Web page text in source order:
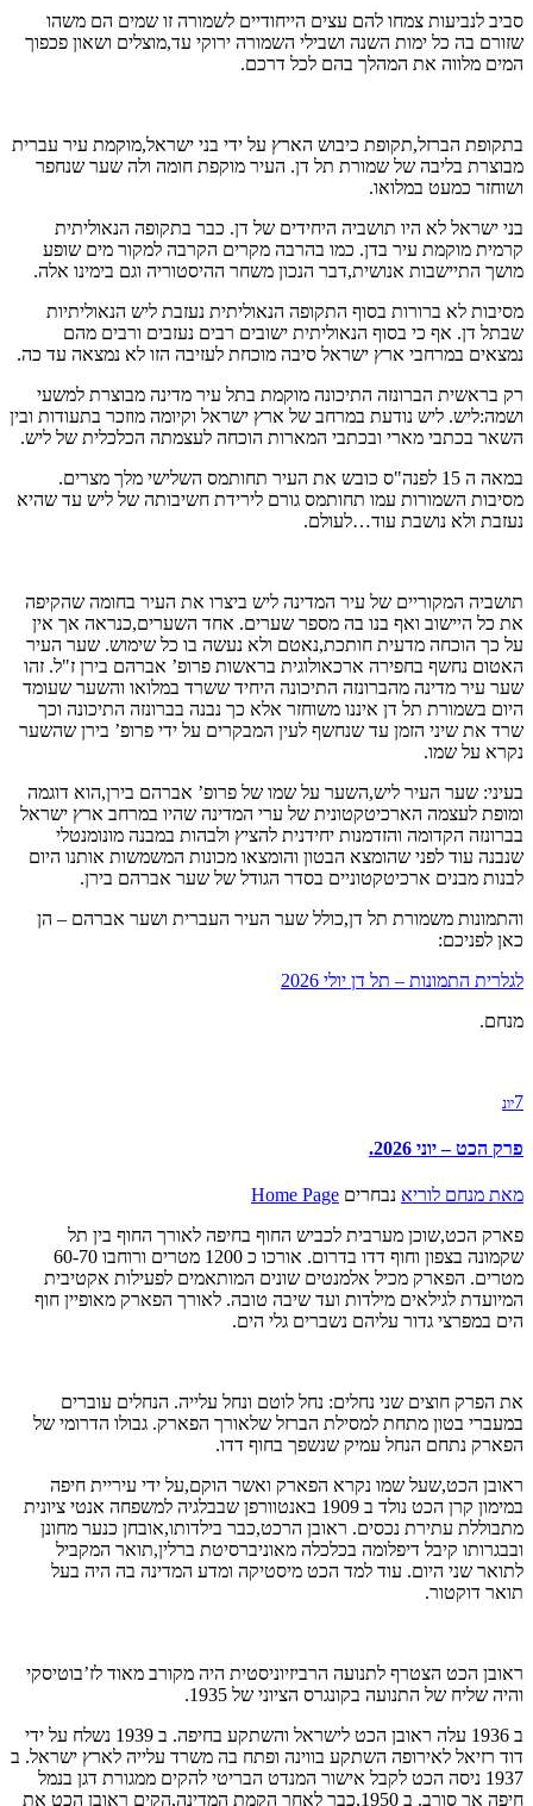
סביב לנביעות צמחו להם עצים הייחודיים לשמורה זו שמים הם משהו
שזורם בה כל ימות השנה ושבילי השמורה ירוקי עד,מוצלים ושאון פכפוך
המים מלווה את המהלך בהם לכל דרכם.
בתקופת הברזל,תקופת כיבוש הארץ על ידי בני ישראל,מוקמת עיר עברית
מבוצרת בליבה של שמורת תל דן. העיר מוקפת חומה ולה שער שנחפר
ושוחזר כמעט במלואו.
בני ישראל לא היו תושביה היחידים של דן. כבר בתקופה הנאוליתית
קרמית מוקמת עיר בדן. כמו בהרבה מקרים הקרבה למקור מים שופע
מושך התיישבות אנושית,דבר הנכון משחר ההיסטוריה וגם בימינו אלה.
מסיבות לא ברורות בסוף התקופה הנאוליתית נעזבת ליש הנאוליתיות
שבתל דן. אף כי בסוף הנאוליתית ישובים רבים נעזבים ורבים מהם
נמצאים במרחבי ארץ ישראל סיבה מוכחת לעזיבה הזו לא נמצאה עד כה.
רק בראשית הברונזה התיכונה מוקמת בתל עיר מדינה מבוצרת למשעי
ושמה:ליש. ליש נודעת במרחב של ארץ ישראל וקיומה מוזכר בתעודות ובין
השאר בכתבי מארי ובכתבי המארות הוכחה לעצמתה הכלכלית של ליש.
במאה ה 15 לפנה"ס כובש את העיר תחותמס השלישי מלך מצרים.
מסיבות השמורות עמו תחותמס גורם לירידת חשיבותה של ליש עד שהיא
נעזבת ולא נושבת עוד…לעולם.
תושביה המקוריים של עיר המדינה ליש ביצרו את העיר בחומה שהקיפה
את כל היישוב ואף בנו בה מספר שערים. אחד השערים,כנראה אך אין
על כך הוכחה מדעית חותכת,נאטם ולא נעשה בו כל שימוש. שער העיר
האטום נחשף בחפירה ארכאולוגית בראשות פרופ’ אברהם בירן ז"ל. זהו
שער עיר מדינה מהברונזה התיכונה היחיד ששרד במלואו והשער שעומד
היום בשמורת תל דן איננו משוחזר אלא כך נבנה בברונזה התיכונה וכך
שרד את שיני הזמן עד שנחשף לעין המבקרים על ידי פרופ’ בירן שהשער
נקרא על שמו.
בעיני: שער העיר ליש,השער על שמו של פרופ’ אברהם בירן,הוא דוגמה
ומופת לעצמה הארכיטקטונית של ערי המדינה שהיו במרחב ארץ ישראל
בברונזה הקדומה והזדמנות יחידנית להציץ ולבהות במבנה מונומנטלי
שנבנה עוד לפני שהומצא הבטון והומצאו מכונות המשמשות אותנו היום
לבנות מבנים ארכיטקטוניים בסדר הגודל של שער אברהם בירן.
והתמונות משמורת תל דן,כולל שער העיר העברית ושער אברהם – הן
כאן לפניכם:
לגלרית התמונות – תל דן יולי 2026
מנחם.
7יונ
פרק הכט – יוני 2026.
מאת מנחם לוריא נבחרים Home Page
פארק הכט,שוכן מערבית לכביש החוף בחיפה לאורך החוף בין תל
שקמונה בצפון וחוף דדו בדרום. אורכו כ 1200 מטרים ורוחבו 60-70
מטרים. הפארק מכיל אלמנטים שונים המותאמים לפעילות אקטיבית
המיועדת לגילאים מילדות ועד שיבה טובה. לאורך הפארק מאופיין חוף
הים במפרצי גדור עליהם נשברים גלי הים.
את הפרק חוצים שני נחלים: נחל לוטם ונחל עלייה. הנחלים עוברים
במעברי בטון מתחת למסילת הברזל שלאורך הפארק. גבולו הדרומי של
הפארק נתחם הנחל עמיק שנשפך בחוף דדו.
ראובן הכט,שעל שמו נקרא הפארק ואשר הוקם,על ידי עיריית חיפה
במימון קרן הכט נולד ב 1909 באנטוורפן שבבלגיה למשפחה אנטי ציונית
מתבוללת עתירת נכסים. ראובן הרכט,כבר בילדותו,אובחן כנער מחונן
ובבגרותו קיבל דיפלומה בכלכלה מאוניברסיטת ברלין,תואר המקביל
לתואר שני היום. עוד למד הכט מיסטיקה ומדע המדינה בה היה בעל
תואר דוקטור.
ראובן הכט הצטרף לתנועה הרביזיוניסטית היה מקורב מאוד לז’בוטיסקי
והיה שליח של התנועה בקונגרס הציוני של 1935.
ב 1936 עלה ראובן הכט לישראל והשתקע בחיפה. ב 1939 נשלח על ידי
דוד רזיאל לאירופה השתקע בווינה ופתח בה משרד עלייה לארץ ישראל. ב
1937 ניסה הכט לקבל אישור המנדט הבריטי להקים ממגורת דגן בנמל
חיפה אך סורב. ב 1950,כבר לאחר הקמת המדינה,הקים ראובן הכט את